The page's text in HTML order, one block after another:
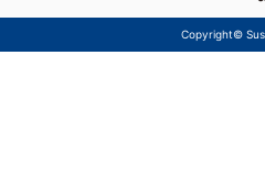
Copyright©